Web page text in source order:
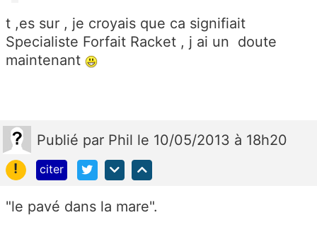
t ,es sur , je croyais que ca signifiait
Specialiste Forfait Racket , j ai un doute
maintenant
Publié par Phil le 10/05/2013 à 18h20
!
citer
"le pavé dans la mare".